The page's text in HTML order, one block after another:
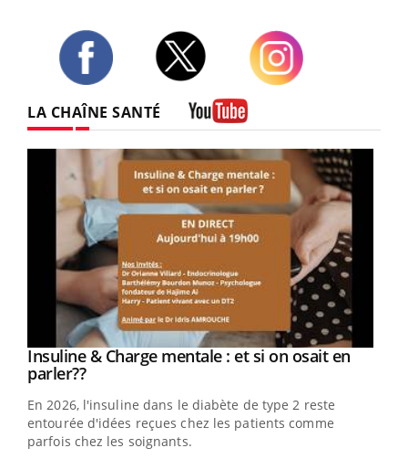
LA CHAÎNE SANTÉ
Youtube
Insuline & Charge mentale : et si on osait en
parler??Youtube
En 2026, l'insuline dans le diabète de type 2 reste
entourée d'idées reçues chez les patients comme
parfois chez les soignants.